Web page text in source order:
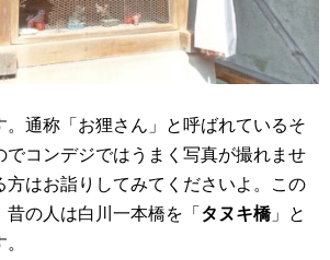
。通称「お狸さん」と呼ばれているそ
でコンデジではうまく写真が撮れませ
方はお詣りしてみてくださいよ。この
の人は白川一本橋を「 タヌキ橋」と